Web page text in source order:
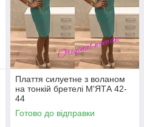
Плаття силуетне з воланом
на тонкій бретелі М'ЯТА 42-
44
Готово до відправки